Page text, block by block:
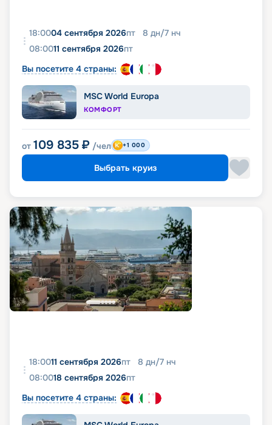
18:0004 сентября 2026пт 8 дн/7 нч
08:0011 сентября 2026пт
Вы посетите 4 страны:
MSC World Europa
КОМФОРТ
от 109 835 ₽ /чел +1 000
Выбрать круиз
18:0011 сентября 2026пт 8 дн/7 нч
08:0018 сентября 2026пт
Вы посетите 4 страны: